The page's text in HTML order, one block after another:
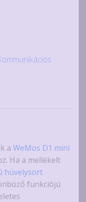
a WeMos D1 mini
Ha a mellékelt
hüvelysort
funkciójú